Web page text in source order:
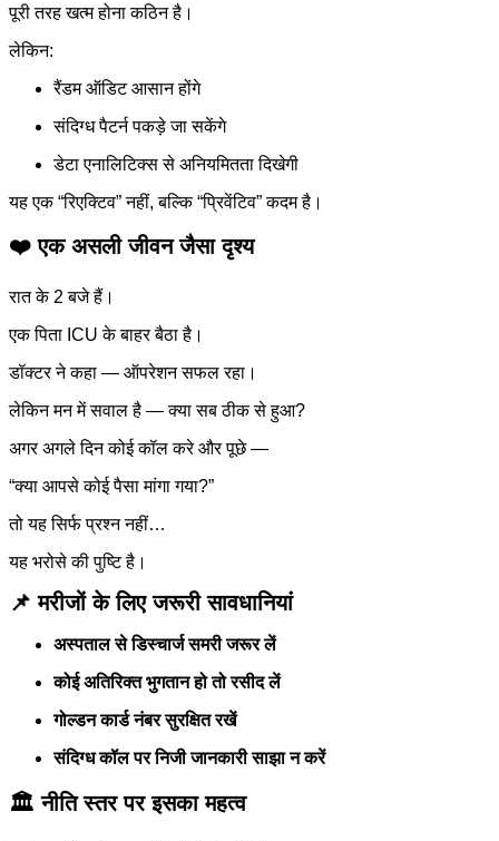
पूरी तरह खत्म होना कठिन है।
लेकिन:
रैंडम ऑडिट आसान होंगे
संदिग्ध पैटर्न पकड़े जा सकेंगे
डेटा एनालिटिक्स से अनियमितता दिखेगी
यह एक “रिएक्टिव” नहीं, बल्कि “प्रिवेंटिव” कदम है।
❤️ एक असली जीवन जैसा दृश्य
रात के 2 बजे हैं।
एक पिता ICU के बाहर बैठा है।
डॉक्टर ने कहा — ऑपरेशन सफल रहा।
लेकिन मन में सवाल है — क्या सब ठीक से हुआ?
अगर अगले दिन कोई कॉल करे और पूछे —
“क्या आपसे कोई पैसा मांगा गया?”
तो यह सिर्फ प्रश्न नहीं…
यह भरोसे की पुष्टि है।
📌 मरीजों के लिए जरूरी सावधानियां
अस्पताल से डिस्चार्ज समरी जरूर लें
कोई अतिरिक्त भुगतान हो तो रसीद लें
गोल्डन कार्ड नंबर सुरक्षित रखें
संदिग्ध कॉल पर निजी जानकारी साझा न करें
🏛 नीति स्तर पर इसका महत्व